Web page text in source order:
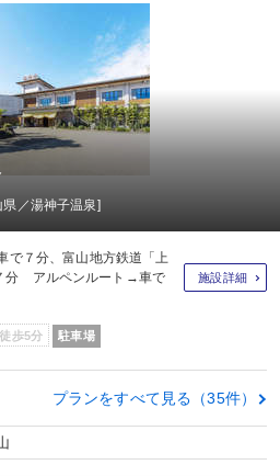
県／湯神子温泉]
で７分、富山地方鉄道「上
分 アルペンルート→車で
施設詳細
歩5分 駐車場
プランをすべて見る（35件）